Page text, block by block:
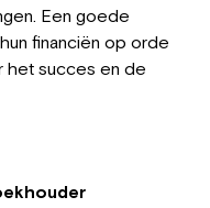
Een goede
financiën op orde
het succes en de